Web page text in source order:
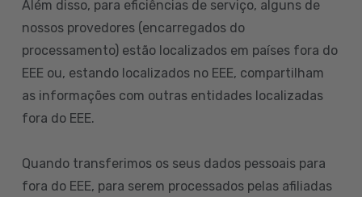
Além disso, para eficiências de serviço, alguns de
nossos provedores (encarregados do
processamento) estão localizados em países fora do
EEE ou, estando localizados no EEE, compartilham
as informações com outras entidades localizadas
fora do EEE.
Quando transferimos os seus dados pessoais para
fora do EEE, para serem processados pelas afiliadas